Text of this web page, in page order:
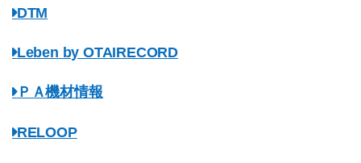
DTM
Leben by OTAIRECORD
ＰＡ機材情報
RELOOP